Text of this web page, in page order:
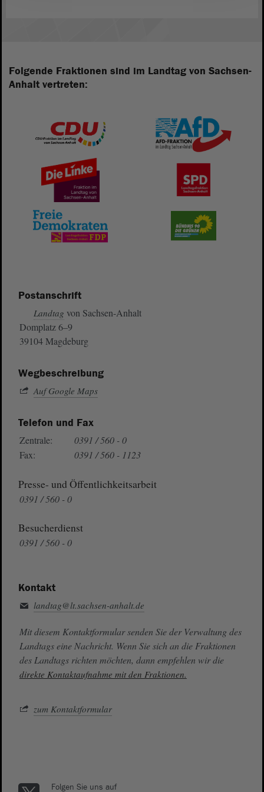
Folgende Fraktionen sind im Landtag von Sachsen-
Anhalt vertreten:
Postanschrift
Landtag von Sachsen-Anhalt
Domplatz 6–9
39104 Magdeburg
Wegbeschreibung
Auf Google Maps
Telefon und Fax
Zentrale:
0391 / 560 - 0
Fax:
0391 / 560 - 1123
Presse- und Öffentlichkeitsarbeit
0391 / 560 - 0
Besucherdienst
0391 / 560 - 0
Kontakt
landtag@lt.sachsen-anhalt.de
Mit diesem Kontaktformular senden Sie der Verwaltung des
Landtags eine Nachricht. Wenn Sie sich an die Fraktionen
des Landtags richten möchten, dann empfehlen wir die
direkte Kontaktaufnahme mit den Fraktionen.
zum Kontaktformular
Folgen Sie uns auf